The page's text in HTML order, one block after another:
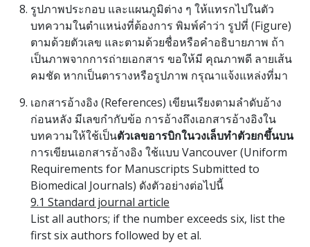
รูปภาพประกอบ และแผนภูมิต่าง ๆ ให้แทรกไปในตัว
บทความในตำแหน่งที่ต้องการ พิมพ์คำว่า รูปที่ (Figure)
ตามด้วยตัวเลข และตามด้วยชื่อหรือคำอธิบายภาพ ถ้า
เป็นภาพจากการถ่ายเอกสาร ขอให้มี คุณภาพดี ลายเส้น
คมชัด หากเป็นตารางหรือรูปภาพ กรุณาแจ้งแหล่งที่มา
เอกสารอ้างอิง (References) เขียนเรียงตามลำดับอ้าง
ก่อนหลัง มีเลขกำกับข้อ การอ้างถึงเอกสารอ้างอิงใน
บทความให้ใช้เป็นตัวเลขอารบิกในวงเล็บทำตัวยกขึ้นบน
การเขียนเอกสารอ้างอิง ใช้แบบ Vancouver (Uniform
Requirements for Manuscripts Submitted to
Biomedical Journals) ดังตัวอย่างต่อไปนี้
9.1 Standard journal article
List all authors; if the number exceeds six, list the
first six authors followed by et al.